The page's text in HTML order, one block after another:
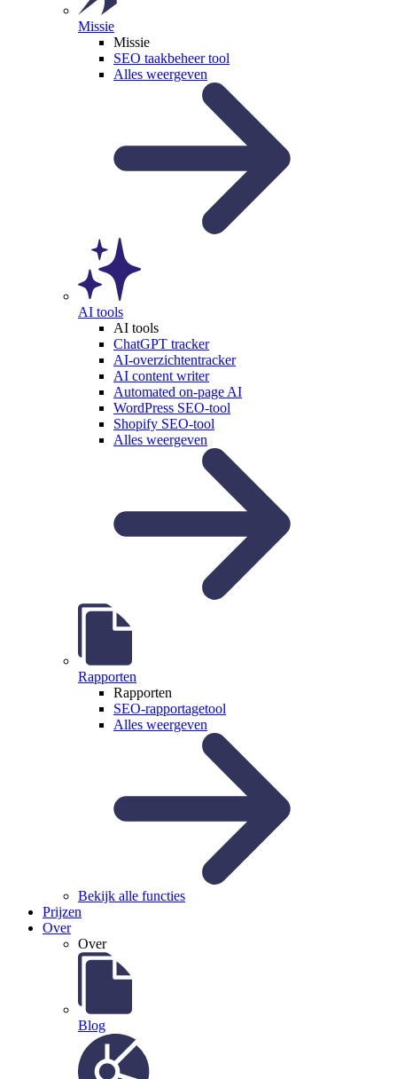
Missie
Missie
SEO taakbeheer tool
Alles weergeven
AI tools
AI tools
ChatGPT tracker
AI-overzichtentracker
AI content writer
Automated on-page AI
WordPress SEO-tool
Shopify SEO-tool
Alles weergeven
Rapporten
Rapporten
SEO-rapportagetool
Alles weergeven
Bekijk alle functies
Prijzen
Over
Over
Blog